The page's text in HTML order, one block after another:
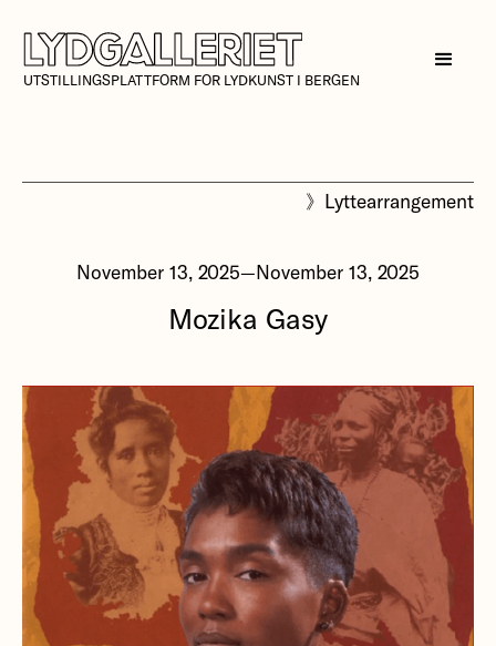
UTSTILLINGSPLATTFORM FOR LYDKUNST I BERGEN
》 Lyttearrangement
November 13, 2025—November 13, 2025
Mozika Gasy